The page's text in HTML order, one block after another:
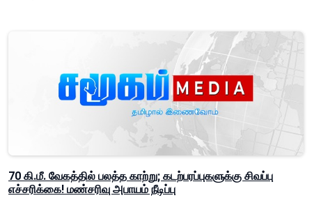
70 கி.மீ. வேகத்தில் பலத்த காற்று; கடற்பரப்புகளுக்கு சிவப்பு
எச்சரிக்கை! மண்சரிவு அபாயம் நீடிப்பு